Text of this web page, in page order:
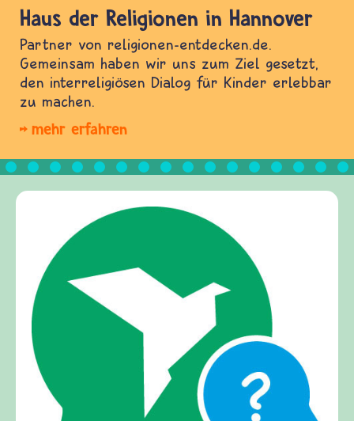
Haus der Religionen in Hannover
Partner von religionen-entdecken.de.
Gemeinsam haben wir uns zum Ziel gesetzt,
den interreligiösen Dialog für Kinder erlebbar
zu machen.
mehr erfahren